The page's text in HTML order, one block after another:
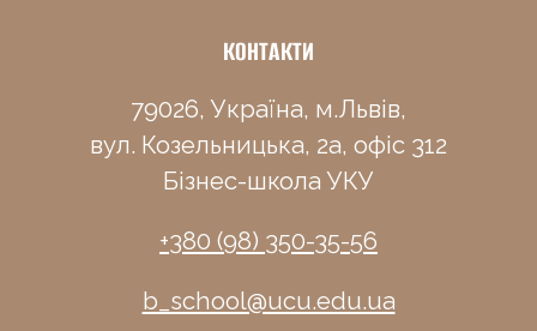
КОНТАКТИ
79026, Україна, м.Львів,
вул. Козельницька, 2а, офіс 312
Бізнес-школа УКУ
+380 (98) 350-35-56
b_school@ucu.edu.ua